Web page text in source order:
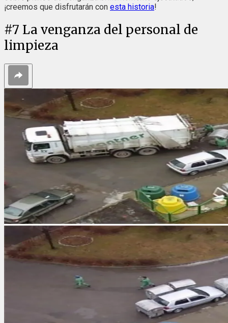
¡creemos que disfrutarán con esta historia!
#7 La venganza del personal de
limpieza